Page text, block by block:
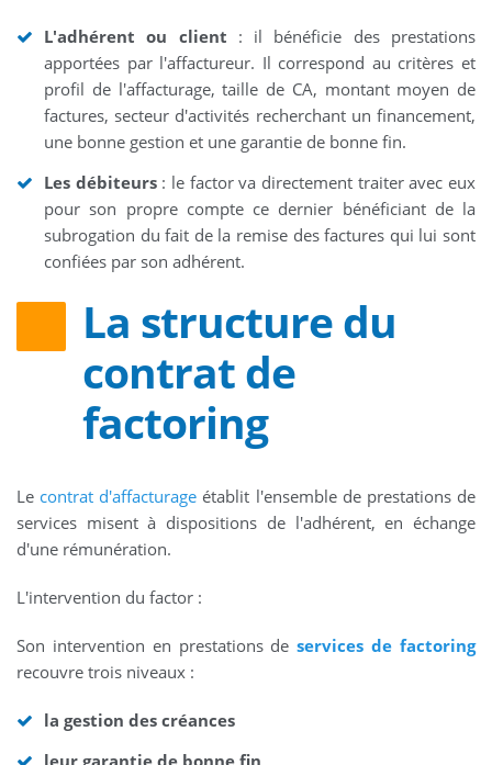
L'adhérent ou client : il bénéficie des prestations
apportées par l'affactureur. Il correspond au critères et
profil de l'affacturage, taille de CA, montant moyen de
factures, secteur d'activités recherchant un financement,
une bonne gestion et une garantie de bonne fin.
Les débiteurs: le factor va directement traiter avec eux
pour son propre compte ce dernier bénéficiant de la
subrogation du fait de la remise des factures qui lui sont
confiées par son adhérent.
La structure du
contrat de
factoring
Le contrat d'affacturage établit l'ensemble de prestations de
services misent à dispositions de l'adhérent, en échange
d'une rémunération.
L'intervention du factor :
Son intervention en prestations deservices de factoring
recouvre trois niveaux :
la gestion des créances
leur garantie de bonne fin